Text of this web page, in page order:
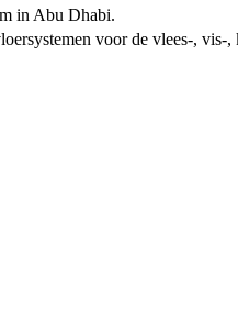
in Abu Dhabi.
voor de vlees-,